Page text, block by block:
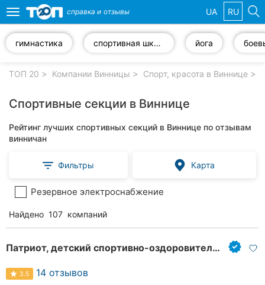
компании
Популярные
рубрики:
Стоматологии
Ветеринарные
Частные
Автошколы
Toggle
navigation
справка и отзывы UA RU
гимнастика спортивная школа йога
ТОП 20 Компании Винницы Спорт, красота в Виннице
Спортивные секции в Виннице
Рейтинг лучших спортивных секций в Виннице по отзывам
винничан
Фильтры Карта
Резервное электроснабжение
Найдено 107 компаний
Патриот, детский спортивно-оздоровительный клуб
3.5 14 отзывов